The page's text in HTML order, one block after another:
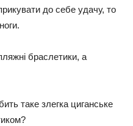
до себе удачу, то
браслетики, а
таке злегка циганське